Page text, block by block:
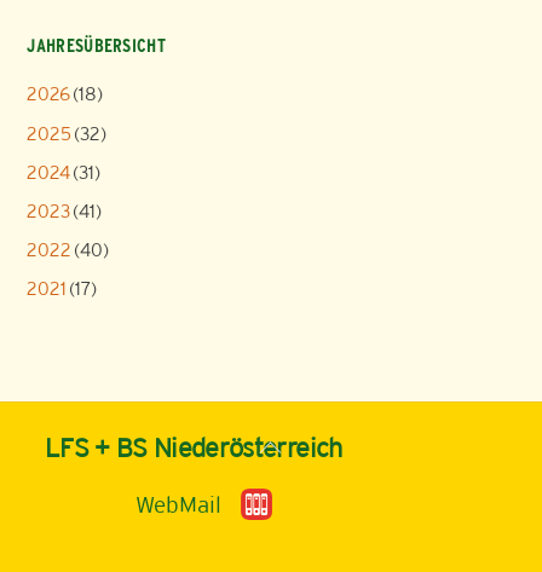
JAHRESÜBERSICHT
2026(18)
2025 (32)
2024(31)
2023(41)
2022 (40)
2021 (17)
Back
To
Top
LFS + BS Niederösterreich
WebMail